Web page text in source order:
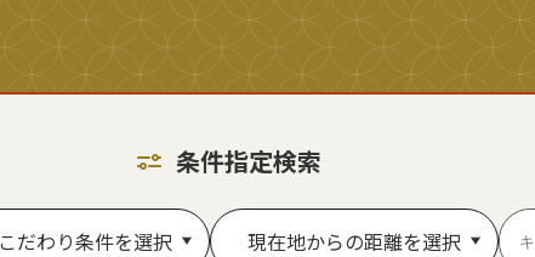
条件指定検索
こだわり条件を選択 現在地からの距離を選択